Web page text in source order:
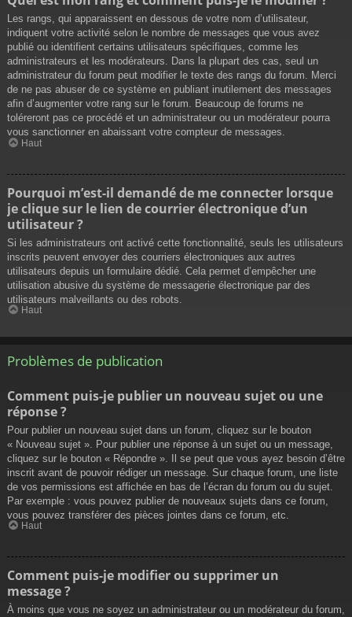
Les rangs, qui apparaissent en dessous de votre nom d’utilisateur,
indiquent votre activité selon le nombre de messages que vous avez
publié ou identifient certains utilisateurs spécifiques, comme les
administrateurs et les modérateurs. Dans la plupart des cas, seul un
administrateur du forum peut modifier le texte des rangs du forum. Merci
de ne pas abuser de ce système en publiant inutilement des messages
afin d’augmenter votre rang sur le forum. Beaucoup de forums ne
toléreront pas ce procédé et un administrateur ou un modérateur pourra
vous sanctionner en abaissant votre compteur de messages.
Haut
Pourquoi m’est-il demandé de me connecter lorsque
je clique sur le lien de courrier électronique d’un
utilisateur ?
Si les administrateurs ont activé cette fonctionnalité, seuls les utilisateurs
inscrits peuvent envoyer des courriers électroniques aux autres
utilisateurs depuis un formulaire dédié. Cela permet d’empêcher une
utilisation abusive du système de messagerie électronique par des
utilisateurs malveillants ou des robots.
Haut
Problèmes de publication
Comment puis-je publier un nouveau sujet ou une
réponse ?
Pour publier un nouveau sujet dans un forum, cliquez sur le bouton
« Nouveau sujet ». Pour publier une réponse à un sujet ou un message,
cliquez sur le bouton « Répondre ». Il se peut que vous ayez besoin d’être
inscrit avant de pouvoir rédiger un message. Sur chaque forum, une liste
de vos permissions est affichée en bas de l’écran du forum ou du sujet.
Par exemple : vous pouvez publier de nouveaux sujets dans ce forum,
vous pouvez transférer des pièces jointes dans ce forum, etc.
Haut
Comment puis-je modifier ou supprimer un
message ?
À moins que vous ne soyez un administrateur ou un modérateur du forum,